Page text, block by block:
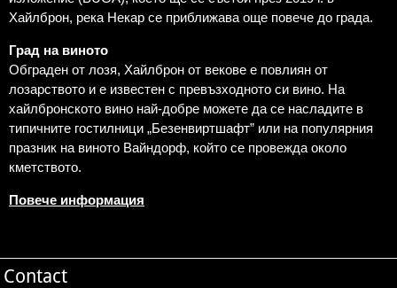
Хайлброн, река Некар се приближава още повече до града.
Град на виното
Обграден от лозя, Хайлброн от векове е повлиян от
лозарството и е известен с превъзходното си вино. На
хайлбронското вино най-добре можете да се насладите в
типичните гостилници „Безенвиртшафт” или на популярния
празник на виното Вайндорф, който се провежда около
кметството.
Повече информация
Contact